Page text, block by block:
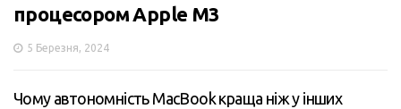
процесором Apple M3
5 Березня, 2024
Чому автономність MacBook краща ніж у інших